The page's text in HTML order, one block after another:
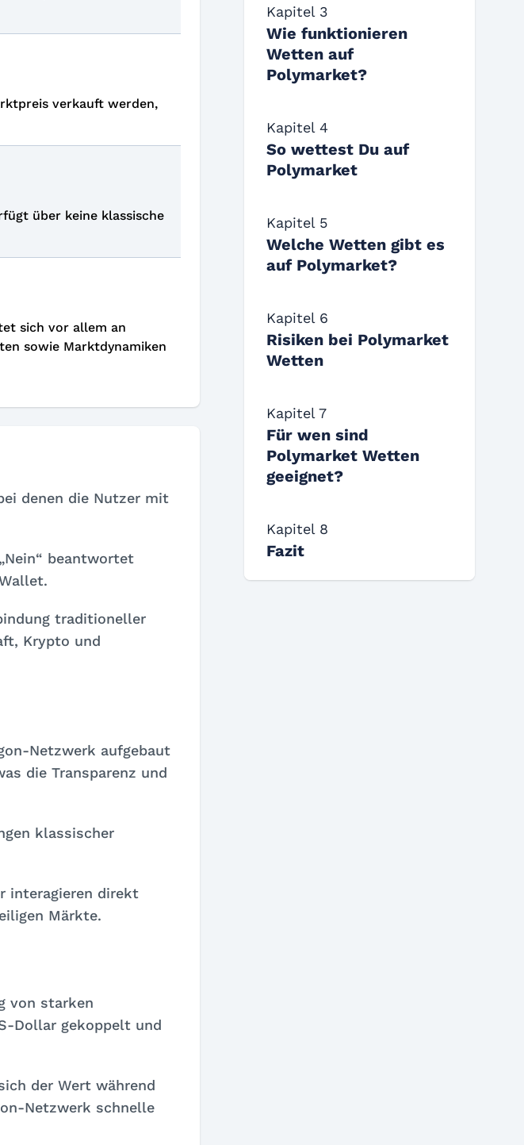
verkauft werden,
über keine klassische
sich vor allem an
sowie Marktdynamiken
denen die Nutzer mit
beantwortet
traditioneller
Krypto und
Netzwerk aufgebaut
die Transparenz und
klassischer
interagieren direkt
Märkte.
von starken
Dollar gekoppelt und
der Wert während
Netzwerk schnelle
Kapitel 3
Wie funktionieren
Wetten auf
Polymarket?
Kapitel 4
So wettest Du auf
Polymarket
Kapitel 5
Welche Wetten gibt es
auf Polymarket?
Kapitel 6
Risiken bei Polymarket
Wetten
Kapitel 7
Für wen sind
Polymarket Wetten
geeignet?
Kapitel 8
Fazit